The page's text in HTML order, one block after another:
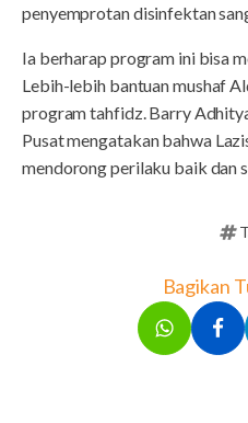
penyemprotan disinfektan
Ia berharap program ini bisa
Lebih-lebih bantuan mushaf
program tahfidz. Barry
Pusat mengatakan bahwa
mendorong perilaku baik dan
Bagikan